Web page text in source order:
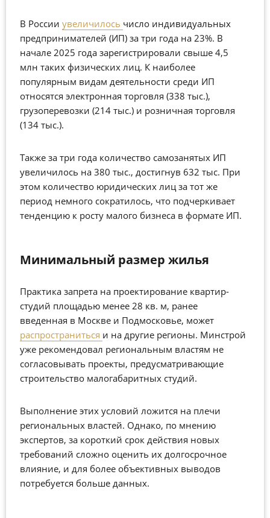
В России увеличилось число индивидуальных
предпринимателей (ИП) за три года на 23%. В
начале 2025 года зарегистрировали свыше 4,5
млн таких физических лиц. К наиболее
популярным видам деятельности среди ИП
относятся электронная торговля (338 тыс.),
грузоперевозки (214 тыс.) и розничная торговля
(134 тыс.).
Также за три года количество самозанятых ИП
увеличилось на 380 тыс., достигнув 632 тыс. При
этом количество юридических лиц за тот же
период немного сократилось, что подчеркивает
тенденцию к росту малого бизнеса в формате ИП.
Минимальный размер жилья
Практика запрета на проектирование квартир-
студий площадью менее 28 кв. м, ранее
введенная в Москве и Подмосковье, может
распространиться и на другие регионы. Минстрой
уже рекомендовал региональным властям не
согласовывать проекты, предусматривающие
строительство малогабаритных студий.
Выполнение этих условий ложится на плечи
региональных властей. Однако, по мнению
экспертов, за короткий срок действия новых
требований сложно оценить их долгосрочное
влияние, и для более объективных выводов
потребуется больше данных.